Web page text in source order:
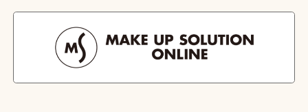
場合はすぐに洗剤で洗ってください。但し塩素系漂白剤のご
使用はおやめください。●目に入らぬようご注意ください。
外装サイズ（W×D×H（mm））
W90 × D29 × H200
（全成分）